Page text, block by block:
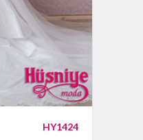
HY1424